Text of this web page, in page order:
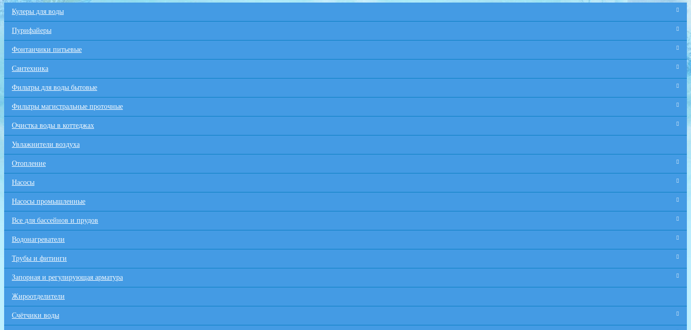
Кулеры для воды
Пурифайеры
Фонтанчики питьевые
Сантехника
Фильтры для воды бытовые
Фильтры магистральные проточные
Очистка воды в коттеджах
Увлажнители воздуха
Отопление
Насосы
Насосы промышленные
Все для бaссейнов и прудов
Водонагреватели
Трубы и фитинги
Запорная и регулирующая арматура
Жироотделители
Счётчики воды